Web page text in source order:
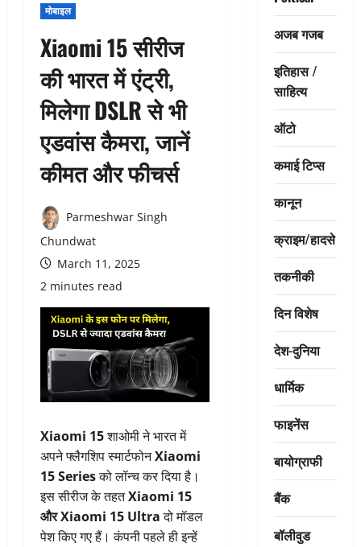
मोबाइल
Xiaomi 15 सीरीज
की भारत में एंट्री,
मिलेगा DSLR से भी
एडवांस कैमरा, जानें
कीमत और फीचर्स
Parmeshwar Singh
Chundwat
March 11, 2025
2 minutes read
Xiaomi 15शाओमी ने भारत में
अपने फ्लैगशिप स्मार्टफोनXiaomi
15 Seriesको लॉन्च कर दिया है।
इस सीरीज के तहतXiaomi 15
और Xiaomi 15 Ultraदो मॉडल
पेश किए गए हैं। कंपनी पहले ही इन्हें
अजब गजब
इतिहास /
साहित्य
ऑटो
कमाई टिप्स
कानून
क्राइम/हादसे
तकनीकी
दिन विशेष
देश-दुनिया
धार्मिक
फाइनेंस
बायोग्राफी
बैंक
बॉलीवुड